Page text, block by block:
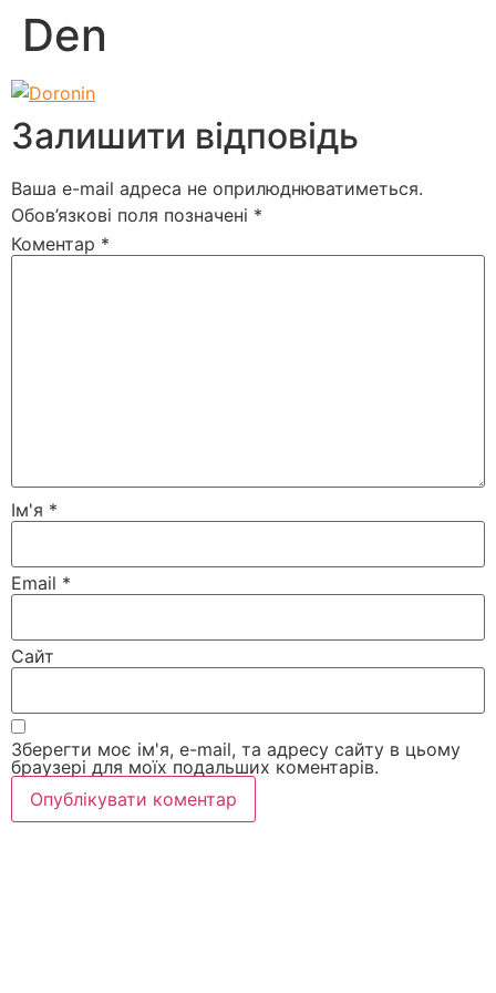
Den
Залишити відповідь
Ваша e-mail адреса не оприлюднюватиметься.
Обов’язкові поля позначені *
Коментар *
Ім'я *
Email *
Сайт
Зберегти моє ім'я, e-mail, та адресу сайту в цьому
браузері для моїх подальших коментарів.